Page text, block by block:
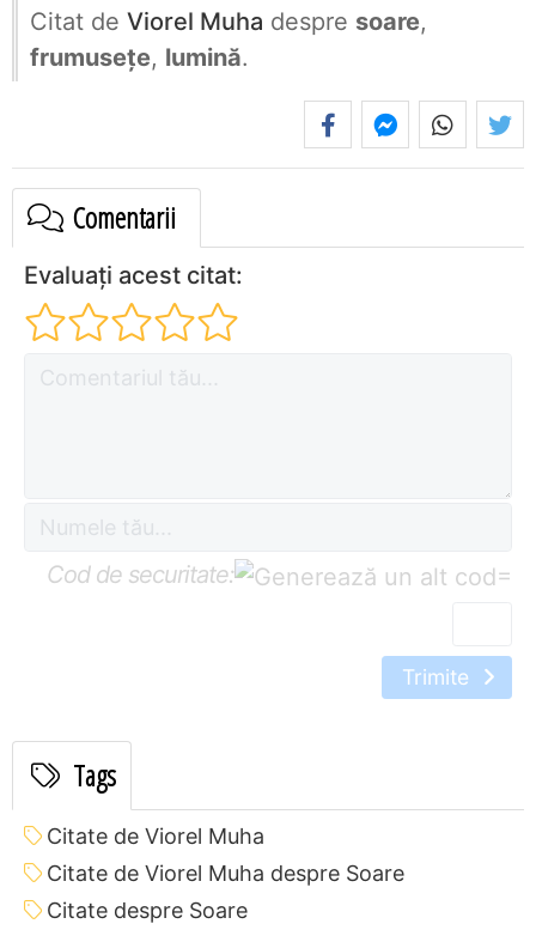
Citat de Viorel Muha despre soare,
frumusețe, lumină.
Comentarii
Evaluați acest citat:
Cod de securitate: =
Trimite
Tags
Citate de Viorel Muha
Citate de Viorel Muha despre Soare
Citate despre Soare